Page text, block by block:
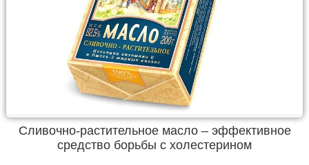
Сливочно-растительное масло – эффективное
средство борьбы с холестерином